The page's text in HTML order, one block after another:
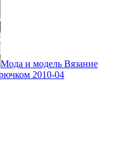
Мода и модель Вязание
2010-04